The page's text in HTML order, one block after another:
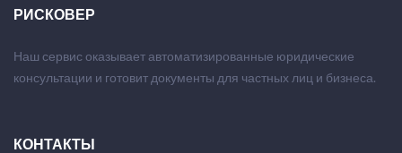
РИСКОВЕР
Наш сервис оказывает автоматизированные юридические
консультации и готовит документы для частных лиц и бизнеса.
КОНТАКТЫ